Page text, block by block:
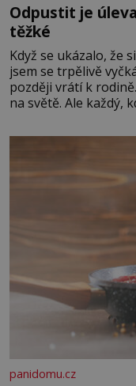
Odpustit je
těžké
Když se ukázalo, že
jsem se trpělivě
později vrátí k
na světě. Ale každý,
Když se ke mně
panidomu.cz